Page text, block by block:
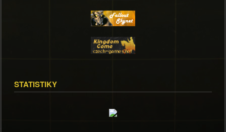
STATISTIKY